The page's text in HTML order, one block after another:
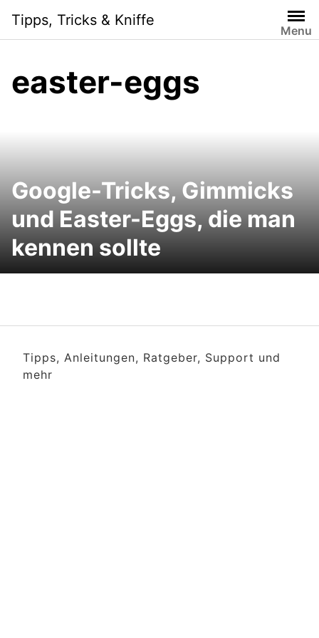
content
Tipps, Tricks & Kniffe
Menu
easter-eggs
Google-Tricks, Gimmicks
und Easter-Eggs, die man
kennen sollte
Tipps, Anleitungen, Ratgeber, Support und
mehr